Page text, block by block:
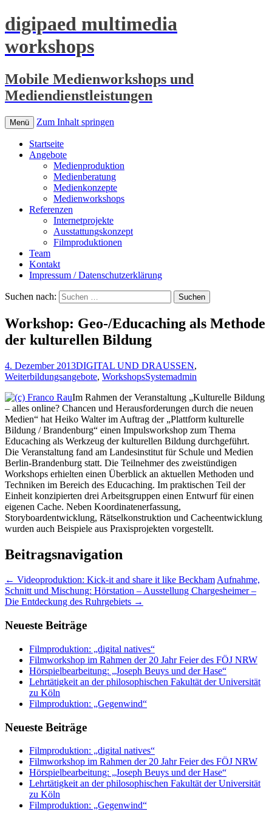
digipaed multimedia
workshops
Mobile Medienworkshops und
Mediendienstleistungen
Menü Zum Inhalt springen
Startseite
Angebote
Medienproduktion
Medienberatung
Medienkonzepte
Medienworkshops
Referenzen
Internetprojekte
Ausstattungskonzept
Filmproduktionen
Team
Kontakt
Impressum / Datenschutzerklärung
Suchen nach:
Workshop: Geo-/Educaching als Methode
der kulturellen Bildung
4. Dezember 2013DIGITAL UND DRAUSSEN,
Weiterbildungsangebote, WorkshopsSystemadmin
Im Rahmen der Veranstaltung „Kulturelle Bildung
– alles online? Chancen und Herausforderungen durch die neuen
Medien“ hat Heiko Walter im Auftrag der „Plattform kulturelle
Bildung / Brandenburg“ einen Impulsworkshop zum Thema
Educaching als Werkzeug der kulturellen Bildung durchgeführt.
Die Veranstaltung fand am Landesinstitut für Schule und Medien
Berlin-Brandenburg statt. Die Teilnehmer des zweistündigen
Workshops erhielten einen Überblick an aktuellen Methoden und
Techniken im Bereich des Educaching. Im praktischen Teil der
Einheit konzipierten drei Arbeitsgruppen einen Entwurf für einen
eigenen Cache. Neben Koordinatenerfassung,
Storyboardentwicklung, Rätselkonstruktion und Cacheentwicklung
wurden auch Beispiele aus Praxisprojekten vorgestellt.
Beitragsnavigation
← Videoproduktion: Kick-it and share it like BeckhamAufnahme,
Schnitt und Mischung: Hörstation – Ausstellung Chargesheimer –
Die Entdeckung des Ruhrgebiets →
Neueste Beiträge
Filmproduktion: „digital natives“
Filmworkshop im Rahmen der 20 Jahr Feier des FÖJ NRW
Hörspielbearbeitung: „Joseph Beuys und der Hase“
Lehrtätigkeit an der philosophischen Fakultät der Universität
zu Köln
Filmproduktion: „Gegenwind“
Neueste Beiträge
Filmproduktion: „digital natives“
Filmworkshop im Rahmen der 20 Jahr Feier des FÖJ NRW
Hörspielbearbeitung: „Joseph Beuys und der Hase“
Lehrtätigkeit an der philosophischen Fakultät der Universität
zu Köln
Filmproduktion: „Gegenwind“